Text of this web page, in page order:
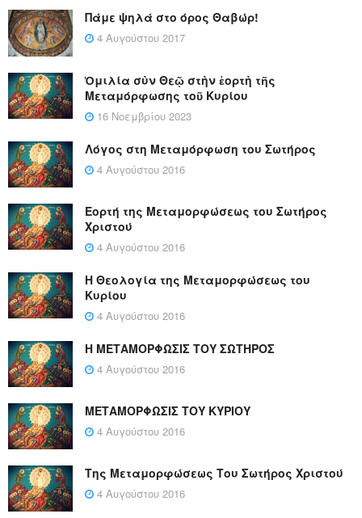
Πάμε ψηλά στο όρος Θαβώρ!
4 Αυγούστου 2017
Ὁμιλία σὺν Θεῷ στὴν ἑορτὴ τῆς
Μεταμόρφωσης τοῦ Κυρίου
16 Νοεμβρίου 2023
Λόγος στη Μεταμόρφωση του Σωτήρος
4 Αυγούστου 2016
Εορτή της Μεταμορφώσεως του Σωτήρος
Χριστού
4 Αυγούστου 2016
Η Θεολογία της Μεταμορφώσεως του
Κυρίου
4 Αυγούστου 2016
Η ΜΕΤΑΜΟΡΦΩΣΙΣ ΤΟΥ ΣΩΤΗΡΟΣ
4 Αυγούστου 2016
ΜΕΤΑΜΟΡΦΩΣΙΣ ΤΟΥ ΚΥΡΙΟΥ
4 Αυγούστου 2016
Της Μεταμορφώσεως Του Σωτήρος Χριστού
4 Αυγούστου 2016